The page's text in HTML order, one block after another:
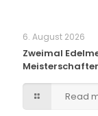
6. August 2026
Zweimal
Read